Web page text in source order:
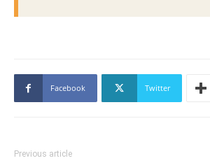
Facebook Twitter
Previous article